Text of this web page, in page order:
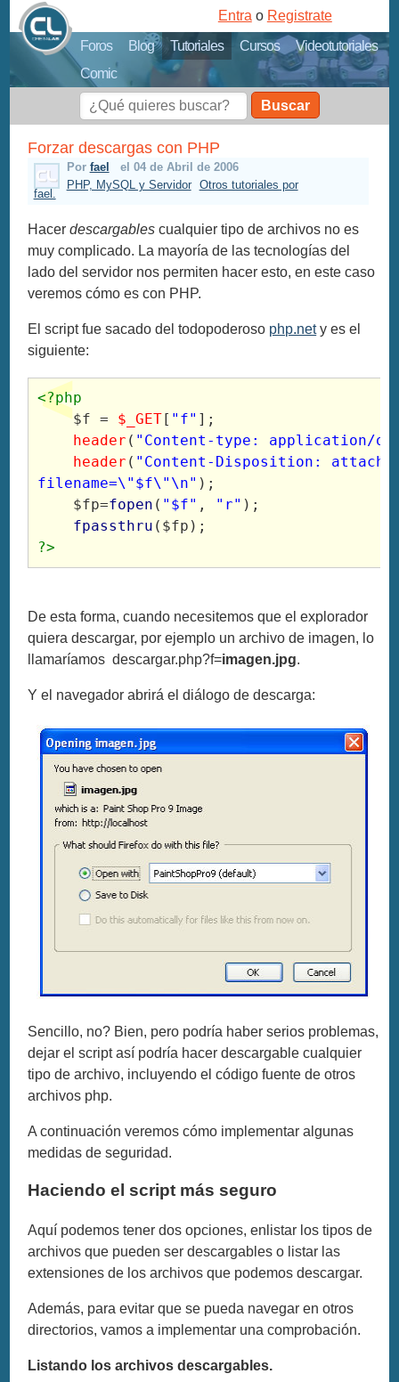
Foros Blog Tutoriales Cursos
Videotutoriales
Comic
Entra o Registrate
Buscar
Forzar descargas con PHP
Por fael
el 04 de Abril de 2006
PHP, MySQL y Servidor
Otros tutoriales por
fael.
Hacerdescargables cualquier tipo de archivos no es
muy complicado. La mayoría de las tecnologías del
lado del servidor nos permiten hacer esto, en este caso
veremos cómo es con PHP.
El script fue sacado del todopoderoso php.nety es el
siguiente:
<?php
$f = $_GET[ "f" ];
header ( "Content-type: application/
header ( "Content-Disposition:
filename=\"$f\"\n" );
$fp=fopen ( "$f" , "r" );
fpassthru ( $fp );
?>
De esta forma, cuando necesitemos que el explorador
quiera descargar, por ejemplo un archivo de imagen, lo
llamaríamos descargar.php?f=imagen.jpg.
Y el navegador abrirá el diálogo de descarga:
Sencillo, no? Bien, pero podría haber serios problemas,
dejar el script así podría hacer descargable cualquier
tipo de archivo, incluyendo el código fuente de otros
archivos php.
A continuación veremos cómo implementar algunas
medidas de seguridad.
Haciendo el script más seguro
Aquí podemos tener dos opciones, enlistar los tipos de
archivos que pueden ser descargables o listar las
extensiones de los archivos que podemos descargar.
Además, para evitar que se pueda navegar en otros
directorios, vamos a implementar una comprobación.
Listando los archivos descargables.